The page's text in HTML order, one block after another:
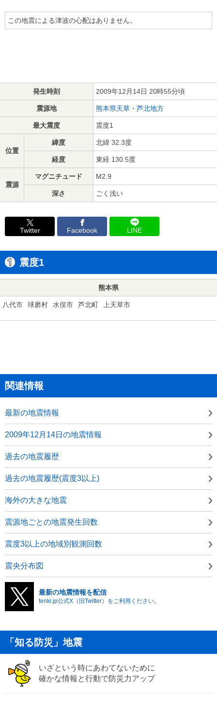
この地震による津波の心配はありません。
発生時刻 2009年12月14日 20時55分頃
震源地 熊本県天草・芦北地方
最大震度 震度1
位置
緯度 北緯 32.3度
経度 東経 130.5度
震源
マグニチュード M2.9
深さ ごく浅い
Twitter Facebook LINE
震度1
熊本県
八代市 球磨村 水俣市 芦北町 上天草市
関連情報
最新の地震情報
2009年12月14日の地震情報
過去の地震履歴
過去の地震履歴(震度3以上)
海外の大きな地震
震源地ごとの地震発生回数
震度3以上の地域別観測回数
震央分布図
最新の地震情報を配信
tenki.jp公式X（旧Twitter）をご利用ください。
「知る防災」地震
いざという時にあわてないために
確かな情報と行動で防災力アップ